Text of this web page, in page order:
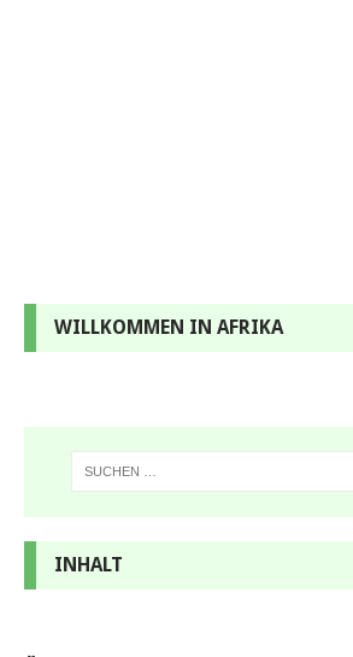
WILLKOMMEN IN AFRIKA
INHALT